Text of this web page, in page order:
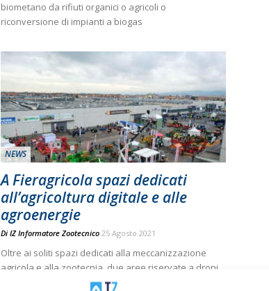
biometano da rifiuti organici o agricoli o
riconversione di impianti a biogas
NEWS
A Fieragricola spazi dedicati
all’agricoltura digitale e alle
agroenergie
Di IZ Informatore Zootecnico 25 Agosto 2021
Oltre ai soliti spazi dedicati alla meccanizzazione
agricola e alla zootecnia, due aree riservate a droni,
sensori, soluzioni IoT, software gestionali, biogas e